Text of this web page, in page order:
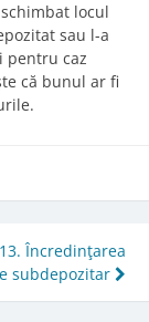
locul
sau l-a
pentru caz
că bunul ar fi
Încredinţarea
subdepozitar